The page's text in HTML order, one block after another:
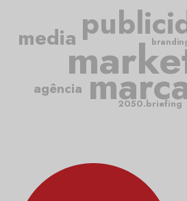
media
agência
2050.briefing